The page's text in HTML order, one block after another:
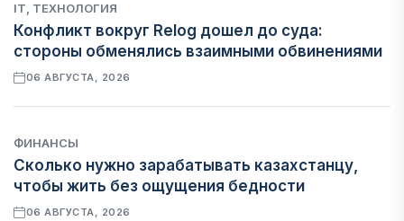
IT, ТЕХНОЛОГИЯ
Конфликт вокруг Relog дошел до суда:
стороны обменялись взаимными обвинениями
06 АВГУСТА, 2026
ФИНАНСЫ
Сколько нужно зарабатывать казахстанцу,
чтобы жить без ощущения бедности
06 АВГУСТА, 2026